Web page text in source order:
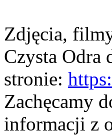
Zdjęcia,
Czysta Odra
stronie:
Zachęcamy
informacji z